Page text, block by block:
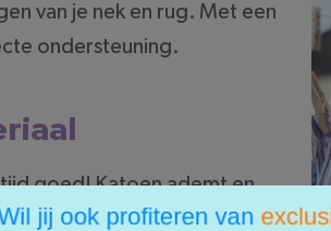
van je nek en rug. Met een
ondersteuning.
goed! Katoen ademt en
duur, huidvriendelijk en